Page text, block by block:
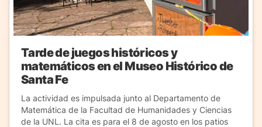
Tarde de juegos históricos y
matemáticos en el Museo Histórico de
Santa Fe
La actividad es impulsada junto al Departamento de
Matemática de la Facultad de Humanidades y Ciencias
de la UNL. La cita es para el 8 de agosto en los patios